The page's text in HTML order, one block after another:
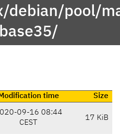
debian/pool/
Modification time
Size
09-16 08:44
CEST
17 KiB